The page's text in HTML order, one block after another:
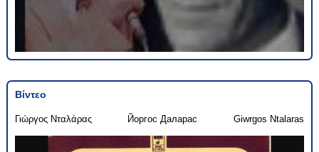
Βίντεο
Γιώργος Νταλάρας Йоргос Даларас Giwrgos Ntalaras